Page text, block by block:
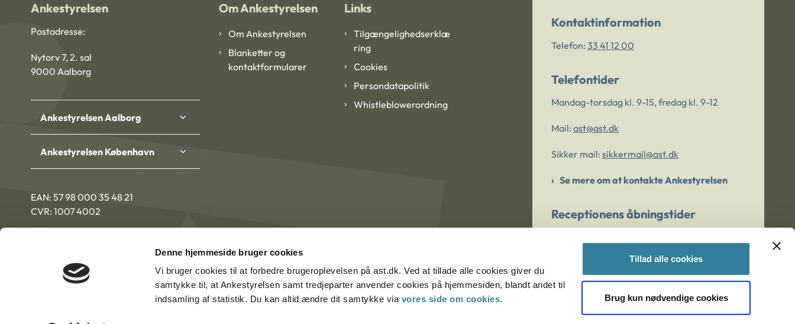
Denne hjemmeside bruger cookies
Vi bruger cookies til at forbedre brugeroplevelsen på ast.dk. Ved at tillade alle cookies giver du
samtykke til, at Ankestyrelsen samt tredjeparter anvender cookies på hjemmesiden, blandt andet til
indsamling af statistik. Du kan altid ændre dit samtykke via vores side om cookies.
Tillad alle cookies
Brug kun nødvendige cookies
Ankestyrelsen
Postadresse:
Nytorv 7, 2. sal
9000 Aalborg
Ankestyrelsen Aalborg
Ankestyrelsen København
EAN: 57 98 000 35 48 21
CVR: 1007 4002
Om Ankestyrelsen
Om Ankestyrelsen
Blanketter og
kontaktformularer
Links
Tilgængelighedserklæ
ring
Cookies
Persondatapolitik
Whistleblowerordning
Kontaktinformation
Telefon: 33 41 12 00
Telefontider
Mandag-torsdag kl. 9-15, fredag kl. 9-12
Mail: ast@ast.dk
Sikker mail: sikkermail@ast.dk
Se mere om at kontakte Ankestyrelsen
Receptionens åbningstider
Er du bekymret for et barn/en ung?